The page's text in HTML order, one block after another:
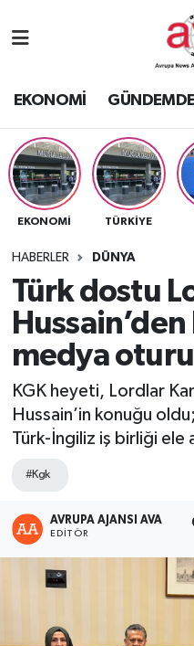
EKONOMİ
EKONOMİ TÜRKİYE
HABERLER DÜNYA
Türk dostu
Hussain’den
medya
KGK heyeti, Lordlar
Hussain’in konuğu
Türk-İngiliz iş birliği ele
#Kgk
AVRUPA AJANSI AVA
EDITÖR
Nöbetçi Eczaneler
Namaz Vakitleri
Trafik Durumu
Süper Lig Puan
Tüm Manşetler
Son Dakika
Haber Arşivi